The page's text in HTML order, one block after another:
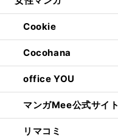
Cookie
Cocohana
office YOU
マンガMee公式サイト
リマコミ